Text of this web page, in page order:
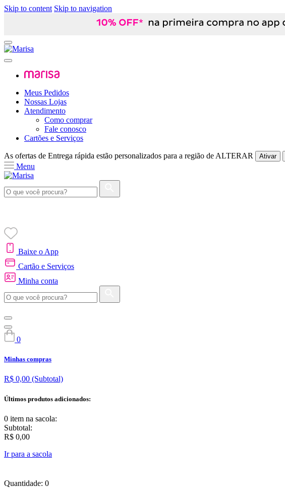
Skip to content Skip to navigation
Meus Pedidos
Nossas Lojas
Atendimento
Como comprar
Fale conosco
Cartões e Serviços
As ofertas de Entrega rápida estão personalizados para a região de ALTERAR Ativar
Menu
Baixe o App
Cartão e Serviços
Minha conta
0
Minhas compras
R$ 0,00 (Subtotal)
Últimos produtos adicionados:
0 item na sacola:
Subtotal:
R$ 0,00
Ir para a sacola
Quantidade: 0